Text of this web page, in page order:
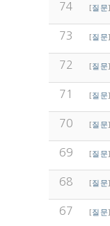
74 [질문]
73 [질문]
72 [질문]
71 [질문]
70 [질문]
69 [질문]
68 [질문]
67 [질문]